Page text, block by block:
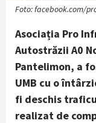
Foto: facebook.com/
Asociația Pro
Autostrăzii A0
Pantelimon, a
UMB cu o
fi deschis
realizat de